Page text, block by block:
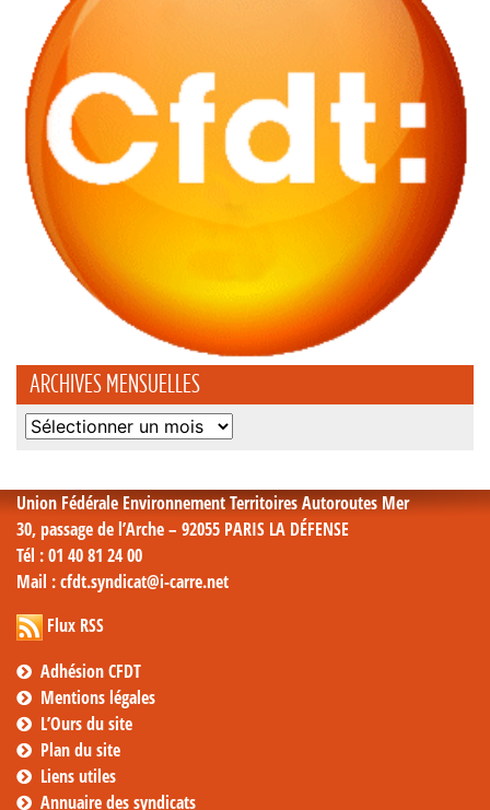
ARCHIVES MENSUELLES
Archives
Union Fédérale Environnement Territoires Autoroutes Mer
30, passage de l’Arche – 92055 PARIS LA DÉFENSE
Tél : 01 40 81 24 00
Mail : cfdt.syndicat@i-carre.net
Flux RSS
Adhésion CFDT
Mentions légales
L’Ours du site
Plan du site
Liens utiles
Annuaire des syndicats